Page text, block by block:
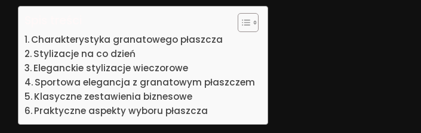
Charakterystyka granatowego płaszcza
Stylizacje na co dzień
Eleganckie stylizacje wieczorowe
Sportowa elegancja z granatowym płaszczem
Klasyczne zestawienia biznesowe
Praktyczne aspekty wyboru płaszcza